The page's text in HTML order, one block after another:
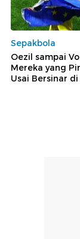
Sepakbola
Oezil sampai
Mereka yang
Usai Bersinar